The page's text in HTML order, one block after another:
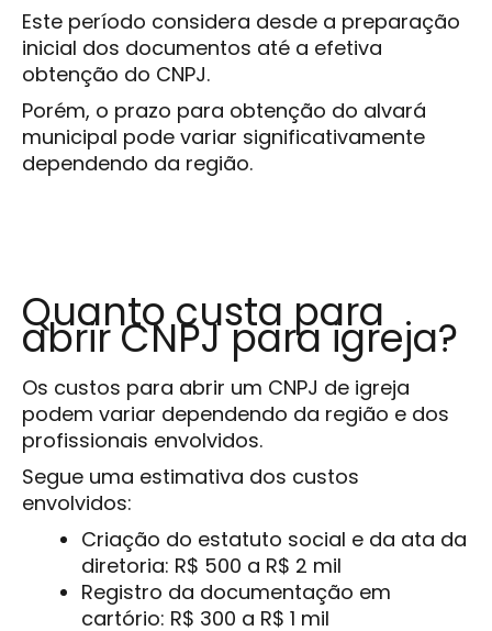
Este período considera desde a preparação
inicial dos documentos até a efetiva
obtenção do CNPJ.
Porém, o prazo para obtenção do alvará
municipal pode variar significativamente
dependendo da região.
Quanto custa para
abrir CNPJ para igreja?
Os custos para abrir um CNPJ de igreja
podem variar dependendo da região e dos
profissionais envolvidos.
Segue uma estimativa dos custos
envolvidos:
Criação do estatuto social e da ata da
diretoria: R$ 500 a R$ 2 mil
Registro da documentação em
cartório: R$ 300 a R$ 1 mil